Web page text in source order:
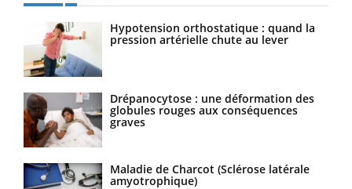
Hypotension orthostatique : quand la
pression artérielle chute au lever
Drépanocytose : une déformation des
globules rouges aux conséquences
graves
Maladie de Charcot (Sclérose latérale
amyotrophique)